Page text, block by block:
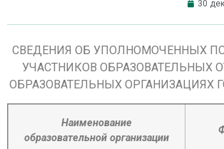
30
СВЕДЕНИЯ ОБ УПОЛНОМОЧЕННЫХ
УЧАСТНИКОВ ОБРАЗОВАТЕЛЬНЫХ
ОБРАЗОВАТЕЛЬНЫХ ОРГАНИЗАЦИЯХ
Наименование
образовательной организации